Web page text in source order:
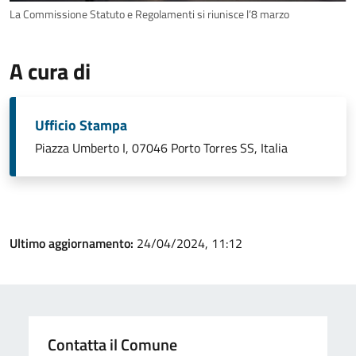
La Commissione Statuto e Regolamenti si riunisce l’8 marzo
A cura di
Ufficio Stampa
Piazza Umberto I, 07046 Porto Torres SS, Italia
Ultimo aggiornamento: 24/04/2024, 11:12
Contatta il Comune